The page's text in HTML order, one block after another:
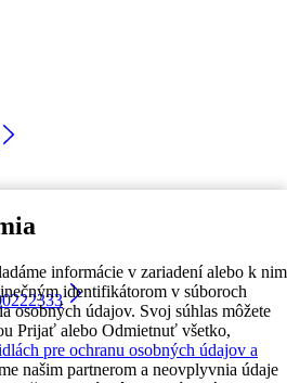
informácie v zariadení alebo k nim
identifikátorom v súboroch
osobných údajov. Svoj súhlas môžete
Prijať alebo Odmietnuť všetko,
pre ochranu osobných údajov a
našim partnerom a neovplyvnia údaje